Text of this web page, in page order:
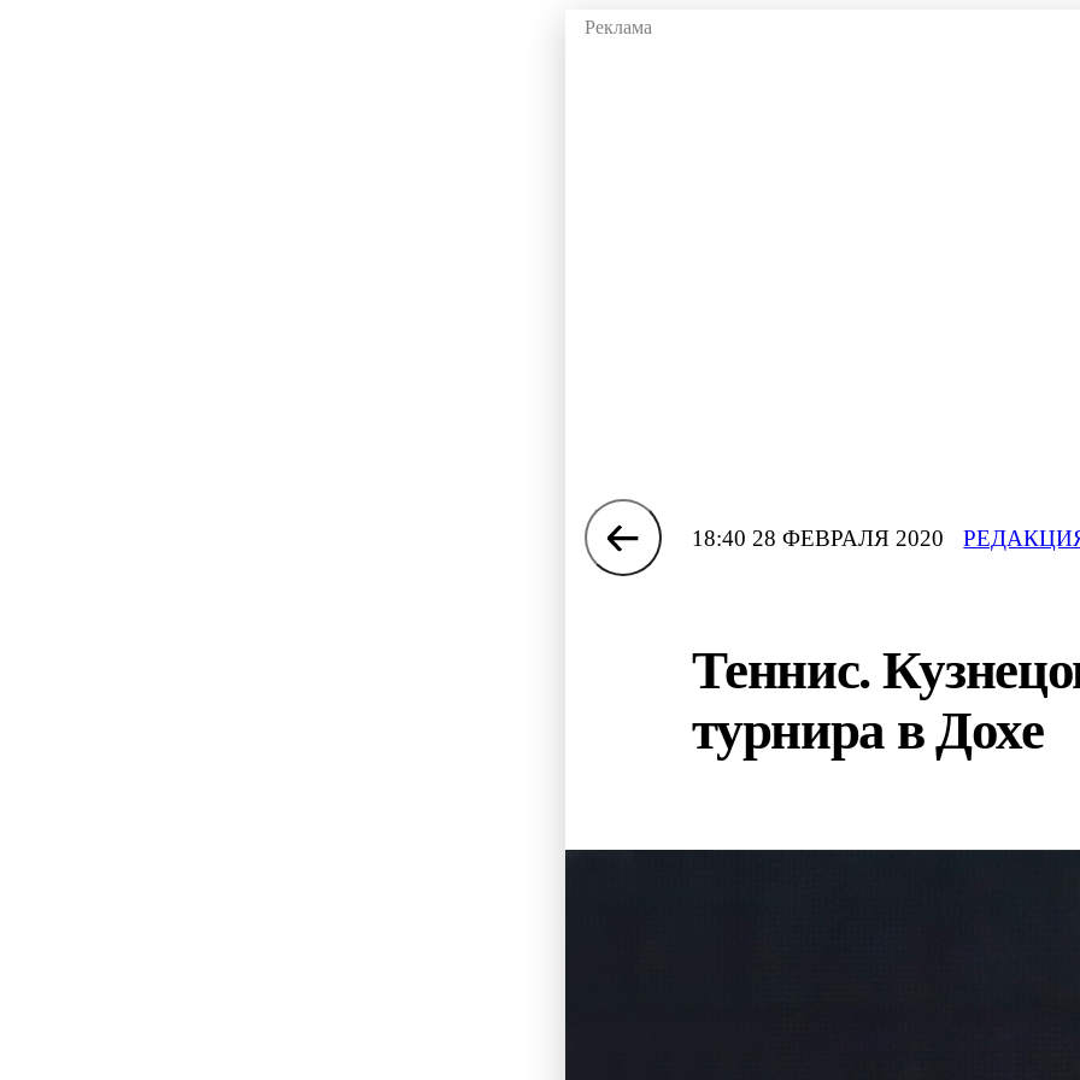
18:40 28 ФЕВРАЛЯ 2020
Теннис.
турнира в Дохе